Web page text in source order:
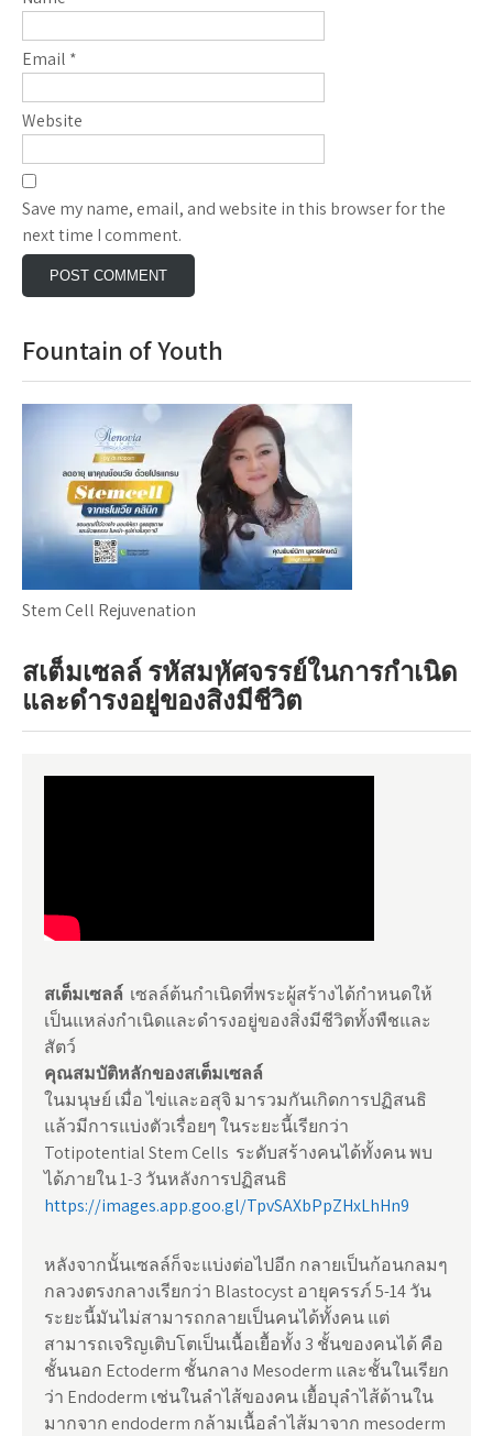
Email *
Website
Save my name, email, and website in this browser for the
next time I comment.
Fountain of Youth
Stem Cell Rejuvenation
สเต็มเซลล์ รหัสมหัศจรรย์ในการกำเนิด
และดำรงอยู่ของสิ่งมีชีวิต
สเต็มเซลล์ เซลล์ต้นกำเนิดที่พระผู้สร้างได้กำหนดให้
เป็นแหล่งกำเนิดและดำรงอยู่ของสิ่งมีชีวิตทั้งพืชและ
สัตว์
คุณสมบัติหลักของสเต็มเซลล์
ในมนุษย์ เมื่อ ไข่และอสุจิ มารวมกันเกิดการปฏิสนธิ
แล้วมีการแบ่งตัวเรื่อยๆ ในระยะนี้เรียกว่า
Totipotential Stem Cells ระดับสร้างคนได้ทั้งคน พบ
ได้ภายใน 1-3 วันหลังการปฏิสนธิ
https://images.app.goo.gl/TpvSAXbPpZHxLhHn9
หลังจากนั้นเซลล์ก็จะแบ่งต่อไปอีก กลายเป็นก้อนกลมๆ
กลวงตรงกลางเรียกว่า Blastocyst อายุครรภ์ 5-14 วัน
ระยะนี้มันไม่สามารถกลายเป็นคนได้ทั้งคน แต่
สามารถเจริญเติบโตเป็นเนื้อเยื้อทั้ง 3 ชั้นของคนได้ คือ
ชั้นนอก Ectoderm ชั้นกลาง Mesoderm และชั้นในเรียก
ว่า Endoderm เช่นในลำไส้ของคน เยื้อบุลำไส้ด้านใน
มากจาก endoderm กล้ามเนื้อลำไส้มาจาก mesoderm